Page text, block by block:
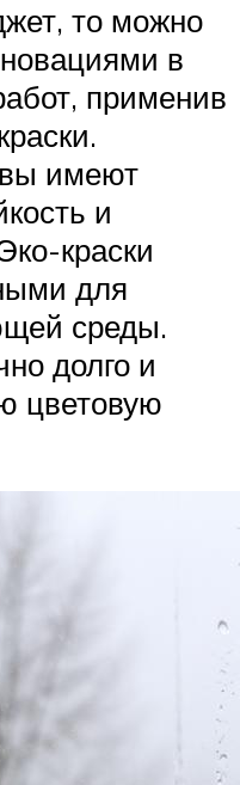
то можно
в
применив
имеют
и
краски
для
среды.
долго и
цветовую